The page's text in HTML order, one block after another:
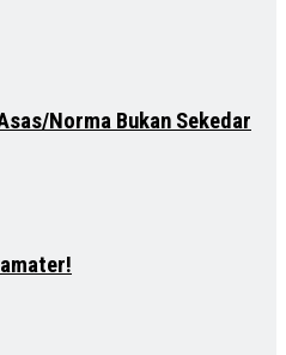
Norma Bukan Sekedar